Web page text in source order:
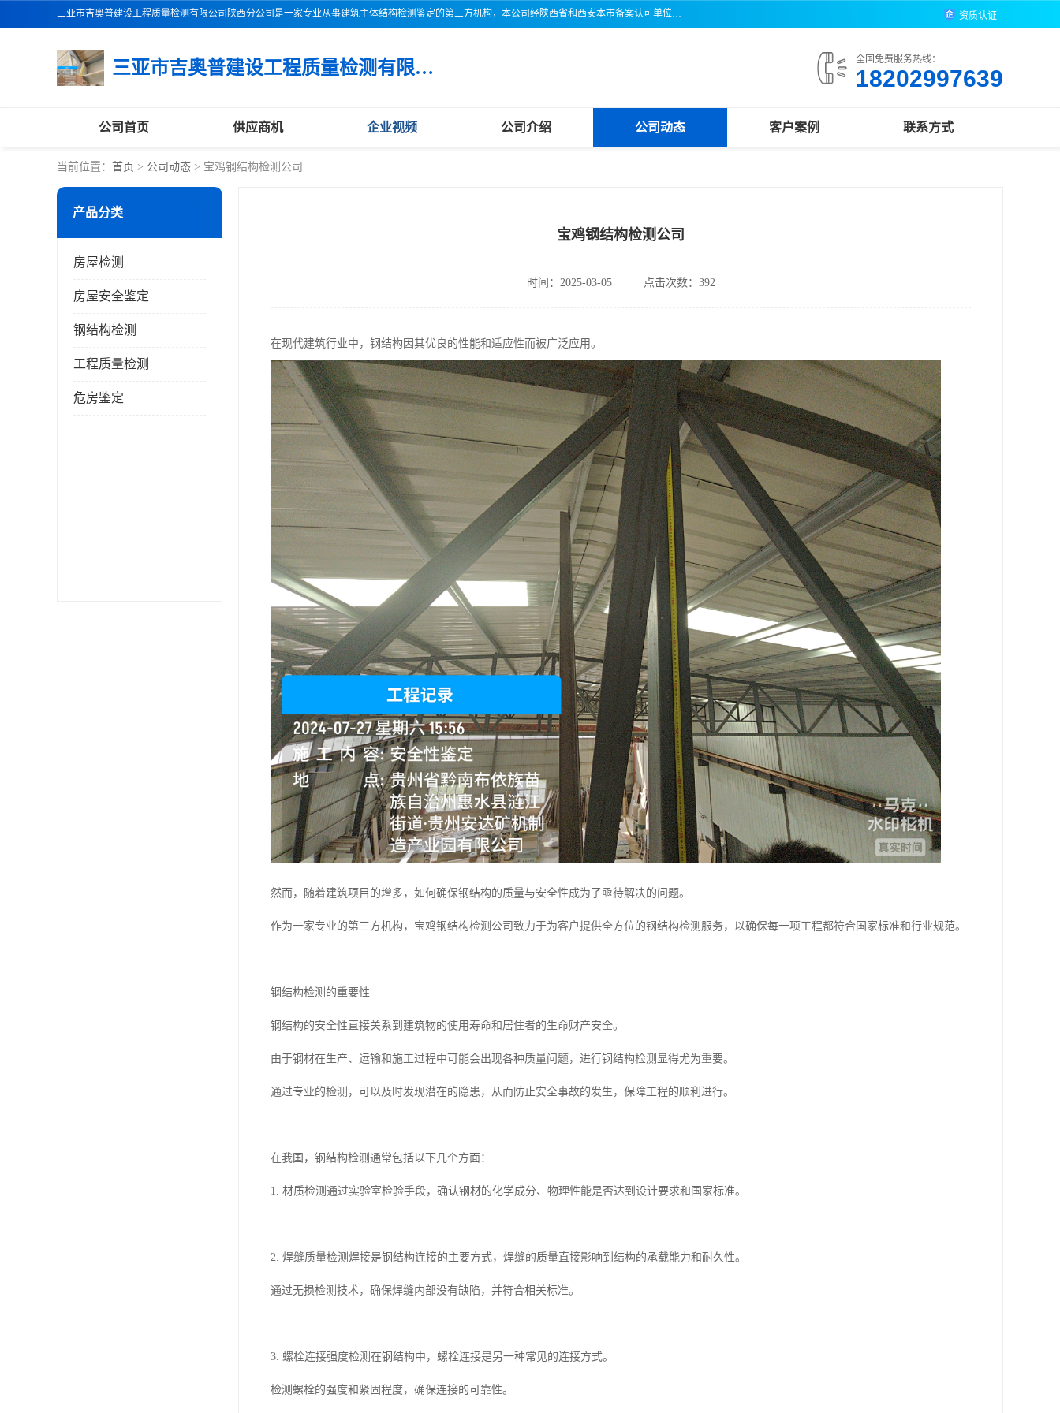
三亚市吉奥普建设工程质量检测有限公司陕西分公司是一家专业从事建筑主体结构检测鉴定的第三方机构，本公司经陕西省和西安本市备案认可单位，公司各项检测仪器设备齐全，检测人员经过严格训练，熟练掌握各项仪器设备的操作及维护工作，检测人员全部取得了资格证书，以保证质量管理体系的有效运行， 保证检测工作的公正性、科学性和准确性，更好地为社会服务。 资质认证
三亚市吉奥普建设工程质量检测有限公司陕西分公司 全国免费服务热线：
18202997639
公司首页 供应商机 企业视频 公司介绍 公司动态 客户案例 联系方式
当前位置： 首页 > 公司动态 > 宝鸡钢结构检测公司
产品分类
房屋检测
房屋安全鉴定
钢结构检测
工程质量检测
危房鉴定
宝鸡钢结构检测公司
时间：2025-03-05 点击次数：392
在现代建筑行业中，钢结构因其优良的性能和适应性而被广泛应用。
然而，随着建筑项目的增多，如何确保钢结构的质量与安全性成为了亟待解决的问题。
作为一家专业的第三方机构，宝鸡钢结构检测公司致力于为客户提供全方位的钢结构检测服务，以确保每一项工程都符合国家标准和行业规范。
钢结构检测的重要性
钢结构的安全性直接关系到建筑物的使用寿命和居住者的生命财产安全。
由于钢材在生产、运输和施工过程中可能会出现各种质量问题，进行钢结构检测显得尤为重要。
通过专业的检测，可以及时发现潜在的隐患，从而防止安全事故的发生，保障工程的顺利进行。
在我国，钢结构检测通常包括以下几个方面：
1. 材质检测通过实验室检验手段，确认钢材的化学成分、物理性能是否达到设计要求和国家标准。
2. 焊缝质量检测焊接是钢结构连接的主要方式，焊缝的质量直接影响到结构的承载能力和耐久性。
通过无损检测技术，确保焊缝内部没有缺陷，并符合相关标准。
3. 螺栓连接强度检测在钢结构中，螺栓连接是另一种常见的连接方式。
检测螺栓的强度和紧固程度，确保连接的可靠性。